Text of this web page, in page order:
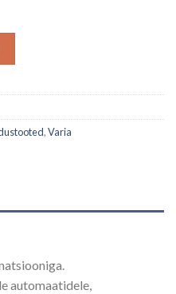
€.
,Varia
automaatidele,